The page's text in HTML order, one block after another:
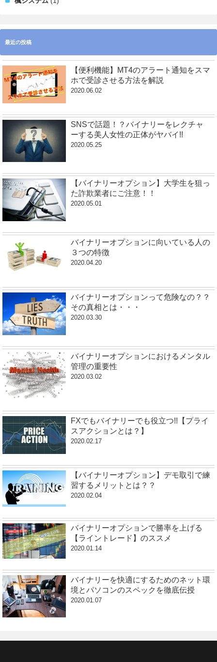
最近の投稿
【便利機能】MT4のアラート通知をスマ
ホで受診させる方法を解説
2020.06.02
SNSで話題！？バイナリーをレクチャ
ーする美人女性の正体がヤバイ!!
2020.05.25
【バイナリーオプション】大学生を狙っ
た詐欺業者にご注意！！
2020.05.01
バイナリーオプションに向いている人の
３つの特徴
2020.04.20
バイナリーオプションって危険なの？？
その真相とは・・・
2020.03.30
バイナリーオプションにおけるメンタル
管理の重要性
2020.03.02
FXでもバイナリーでも役立つ!!【プライ
スアクションとは？】
2020.02.17
【バイナリーオプション】デモ取引で練
習するメリットとは？？
2020.02.04
バイナリーオプションで勝率を上げる
【ライントレード】のススメ
2020.01.14
バイナリーを快適にするためのネット環
境とパソコンのスペックを徹底伝授
2020.01.07